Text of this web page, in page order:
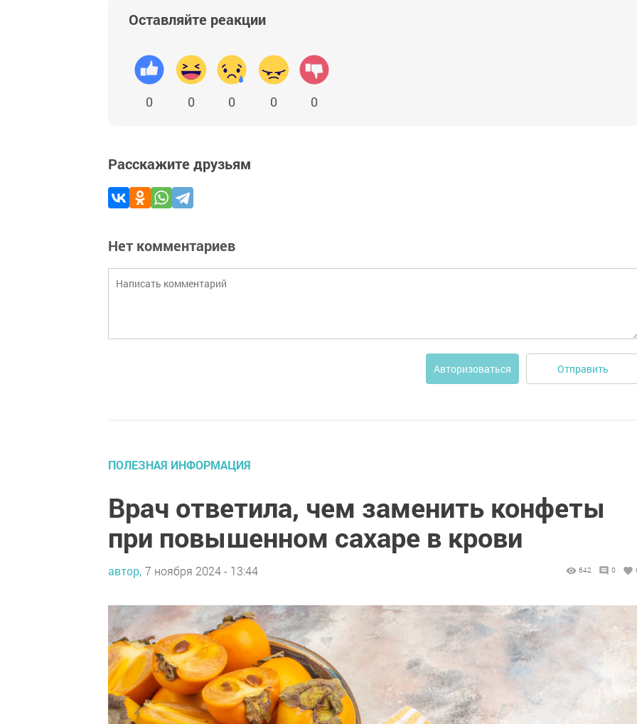
Оставляйте реакции
0 0 0 0 0
Расскажите друзьям
Нет комментариев
Авторизоваться Отправить
ПОЛЕЗНАЯ ИНФОРМАЦИЯ
Врач ответила, чем заменить конфеты
при повышенном сахаре в крови
автор, 7 ноября 2024 - 13:44 642 0